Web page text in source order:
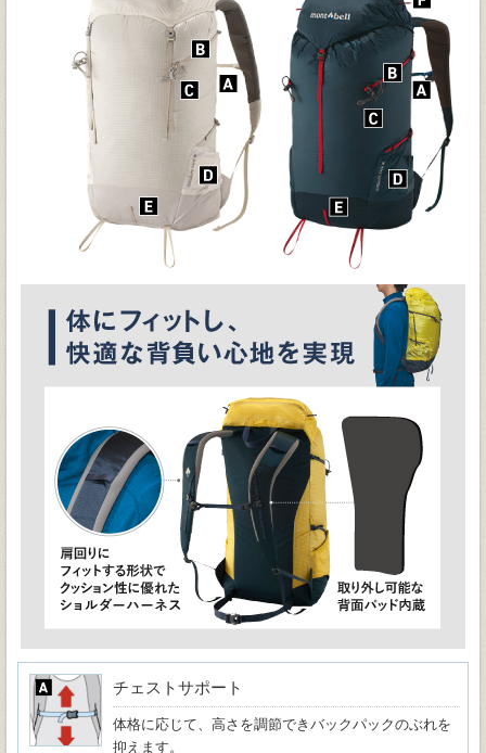
チェストサポート
体格に応じて、高さを調節できバックパックのぶれを
抑えます。